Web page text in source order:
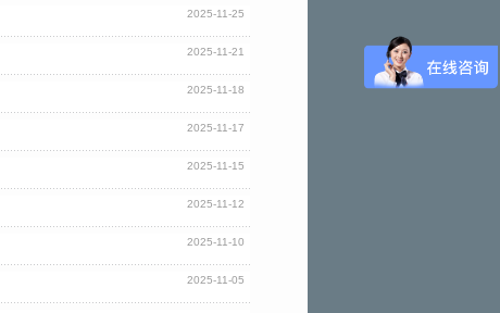
2025-11-25
2025-11-21
2025-11-18
2025-11-17
2025-11-15
2025-11-12
2025-11-10
2025-11-05